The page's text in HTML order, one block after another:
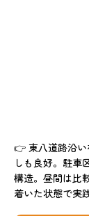
👉 東八道路沿い
しも良好。駐車
構造。昼間は比
着いた状態で実